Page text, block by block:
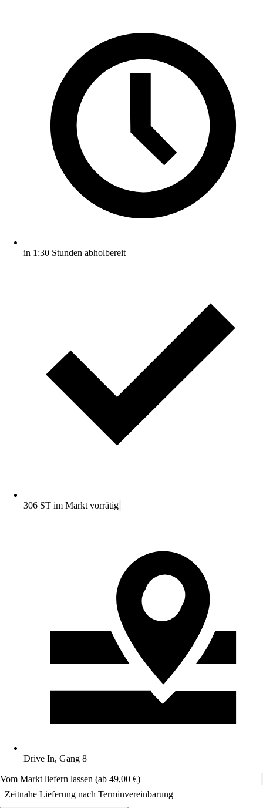
in 1:30 Stunden abholbereit
306 ST im Markt vorrätig
Drive In, Gang 8
Vom Markt liefern lassen (ab 49,00 €)
Zeitnahe Lieferung nach Terminvereinbarung